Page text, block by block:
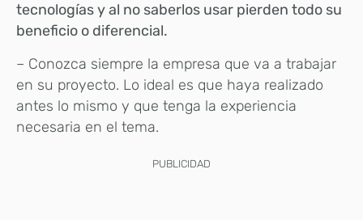
tecnologías y al no saberlos usar pierden todo su
beneficio o diferencial.
– Conozca siempre la empresa que va a trabajar
en su proyecto. Lo ideal es que haya realizado
antes lo mismo y que tenga la experiencia
necesaria en el tema.
PUBLICIDAD